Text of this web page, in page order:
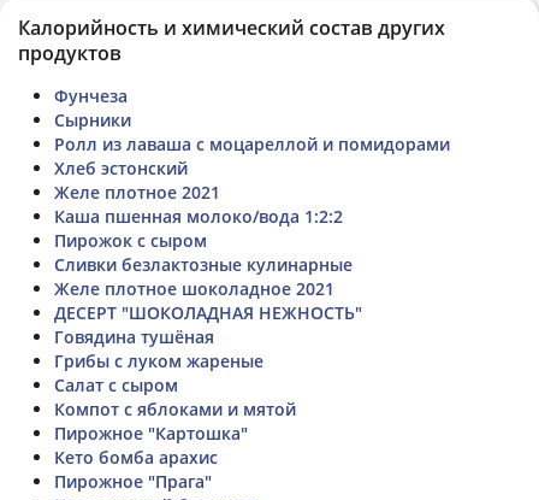
Калорийность и химический состав других
продуктов
Фунчеза
Сырники
Ролл из лаваша с моцареллой и помидорами
Хлеб эстонский
Желе плотное 2021
Каша пшенная молоко/вода 1:2:2
Пирожок с сыром
Сливки безлактозные кулинарные
Желе плотное шоколадное 2021
ДЕСЕРТ "ШОКОЛАДНАЯ НЕЖНОСТЬ"
Говядина тушёная
Грибы с луком жареные
Салат с сыром
Компот с яблоками и мятой
Пирожное "Картошка"
Кето бомба арахис
Пирожное "Прага"